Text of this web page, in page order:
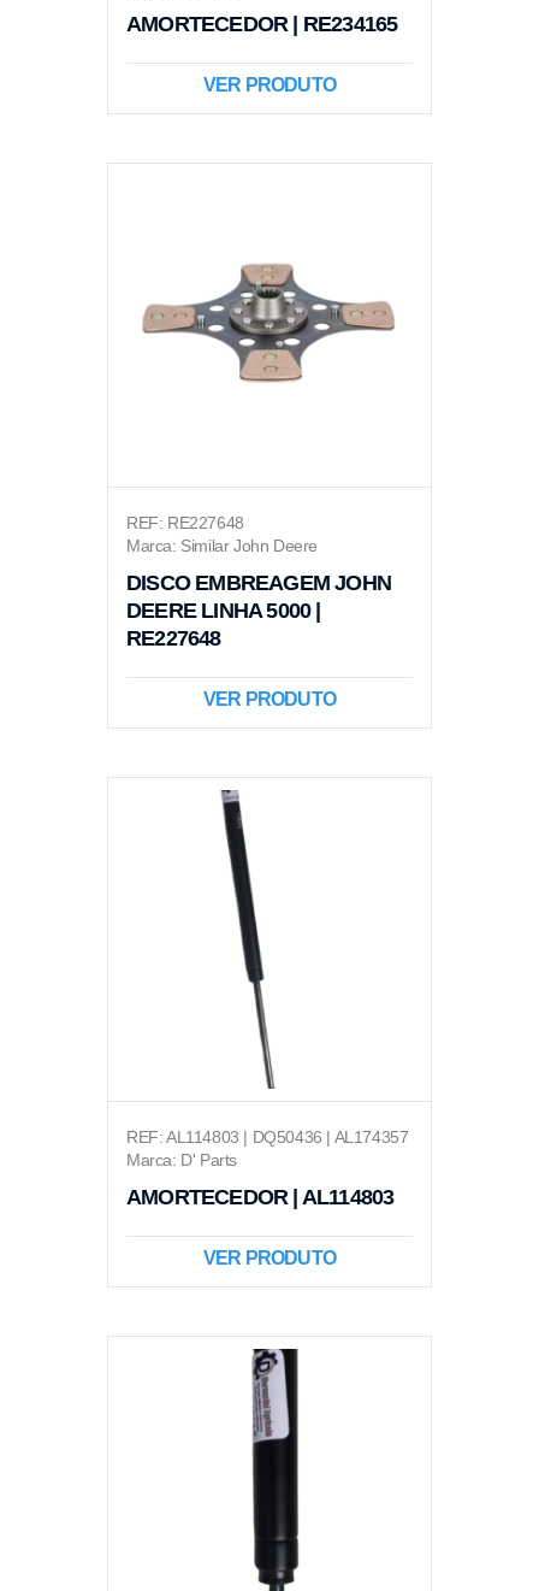
AMORTECEDOR | RE234165
VER PRODUTO
REF: RE227648
Marca: Similar John Deere
DISCO EMBREAGEM JOHN
DEERE LINHA 5000 |
RE227648
VER PRODUTO
REF: AL114803 | DQ50436 | AL174357
Marca: D' Parts
AMORTECEDOR | AL114803
VER PRODUTO